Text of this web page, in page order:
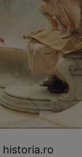
historia.ro